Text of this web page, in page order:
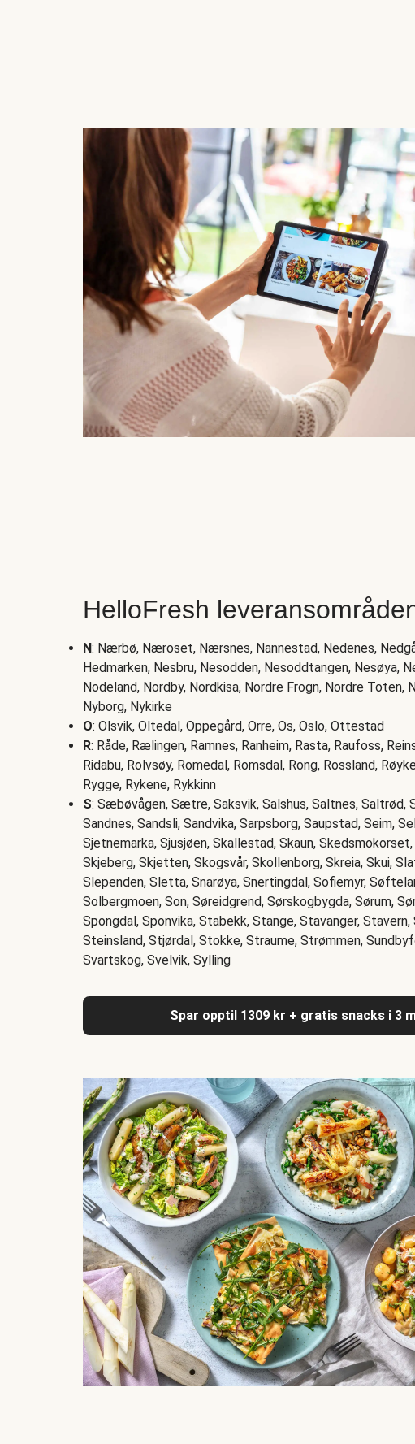
HelloFresh
N: Nærbø, Næroset, Nærsnes, Nannestad, Nedenes,
Hedmarken, Nesbru, Nesodden, Nesoddtangen, Nesøya,
Nodeland, Nordby, Nordkisa, Nordre Frogn, Nordre Toten,
Nyborg, Nykirke
O: Olsvik, Oltedal, Oppegård, Orre, Os, Oslo, Ottestad
R: Råde, Rælingen, Ramnes, Ranheim, Rasta, Raufoss,
Ridabu, Rolvsøy, Romedal, Romsdal, Rong, Rossland,
Rygge, Rykene, Rykkinn
S: Sæbøvågen, Sætre, Saksvik, Salshus, Saltnes, Saltrød,
Sandnes, Sandsli, Sandvika, Sarpsborg, Saupstad, Seim,
Sjetnemarka, Sjusjøen, Skallestad, Skaun,
Skjeberg, Skjetten, Skogsvår, Skollenborg, Skreia, Skui,
Slependen, Sletta, Snarøya, Snertingdal, Sofiemyr,
Solbergmoen, Son, Søreidgrend, Sørskogbygda, Sørum,
Spongdal, Sponvika, Stabekk, Stange, Stavanger,
Steinsland, Stjørdal, Stokke, Straume, Strømmen,
Svartskog, Svelvik, Sylling
Spar opptil 1309 kr + gratis snacks i 3